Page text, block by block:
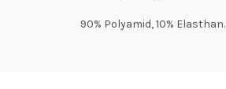
90% Polyamid, 10% Elasthan.